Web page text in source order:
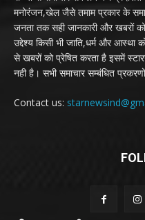
मनोरंजन,खेल जैसे तमाम प्रकार के
जनता तक सही जानकारी और खबरों
उद्देश्य किसी भी जाति,धर्म और आस्था
से खबरों को प्रेषित करता है इसमें
नही है। सभी समाचार सम्बंधित प्रकरणों
Contact us: